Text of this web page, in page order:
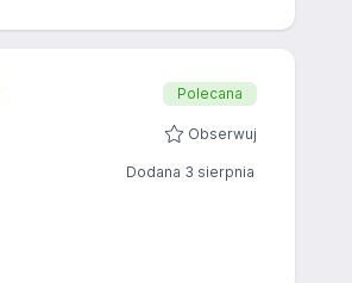
Polecana
Obserwuj
Dodana 3 sierpnia